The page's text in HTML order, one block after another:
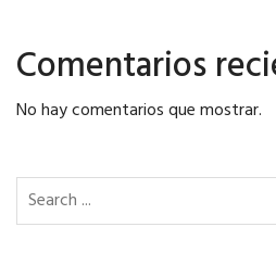
Comentarios
No hay comentarios que mostrar.